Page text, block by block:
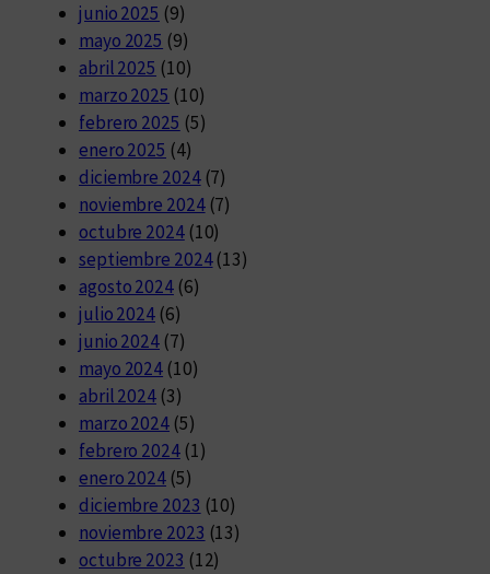
junio 2025 (9)
mayo 2025 (9)
abril 2025 (10)
marzo 2025 (10)
febrero 2025 (5)
enero 2025 (4)
diciembre 2024(7)
noviembre 2024(7)
octubre 2024(10)
septiembre 2024(13)
agosto 2024(6)
julio 2024 (6)
junio 2024 (7)
mayo 2024 (10)
abril 2024 (3)
marzo 2024 (5)
febrero 2024(1)
enero 2024 (5)
diciembre 2023 (10)
noviembre 2023 (13)
octubre 2023 (12)